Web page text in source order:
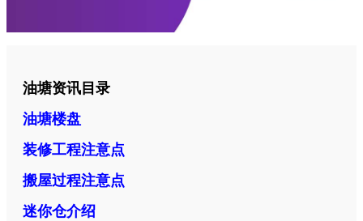
油塘资讯目录
油塘楼盘
装修工程注意点
搬屋过程注意点
迷你仓介绍